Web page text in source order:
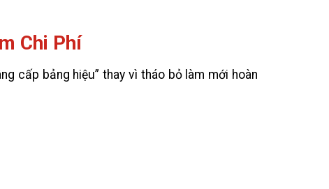
Chi Phí
cấp bảng hiệu” thay vì tháo bỏ làm mới hoàn